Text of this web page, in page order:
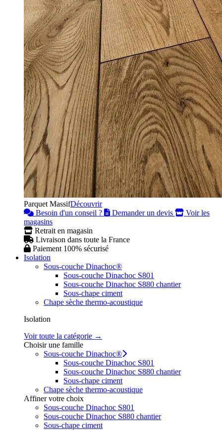
Parquet MassifDécouvrir
Besoin d'un conseil ?
Demander un devis
Voir les
magasins
Retrait en magasin
Livraison dans toute la France
Paiement 100% sécurisé
Isolation
Sous-couche Dinachoc®
Sous-couche Dinachoc S801
Sous-couche Dinachoc S880 chantier
Sous-chape ciment
Chape sèche thermo-acoustique
Isolation
Voir toute la catégorie →
Choisir une famille
Sous-couche Dinachoc®
Sous-couche Dinachoc S801
Sous-couche Dinachoc S880 chantier
Sous-chape ciment
Chape sèche thermo-acoustique
Affiner votre choix
Sous-couche Dinachoc S801
Sous-couche Dinachoc S880 chantier
Sous-chape ciment